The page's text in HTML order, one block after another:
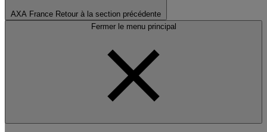
AXA France Retour à la section précédente
Fermer le menu principal